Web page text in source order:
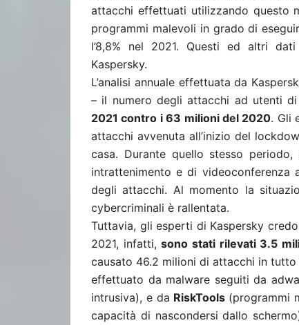
attacchi effettuati utilizzando questo
programmi malevoli in grado di
l’8,8% nel 2021. Questi ed altri
Kaspersky.
L’analisi annuale effettuata da
– il numero degli attacchi ad utenti
2021 contro i 63 milioni del 2020. Gli
attacchi avvenuta all’inizio del
casa. Durante quello stesso
intrattenimento e di videoconferenza
degli attacchi. Al momento la
cybercriminali è rallentata.
Tuttavia, gli esperti di Kaspersky
2021, infatti,sono stati rilevati 3.5
causato 46.2 milioni di attacchi in
effettuato da malware seguiti da
intrusiva), e da RiskTools(programmi
capacità di nascondersi dallo